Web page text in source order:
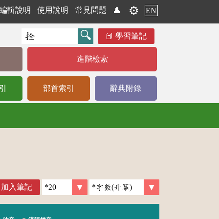
編輯說明 使用說明 常見問題 👤 ⚙️ EN
學習筆記
進階檢索
部首索引 辭典附錄
加入筆記